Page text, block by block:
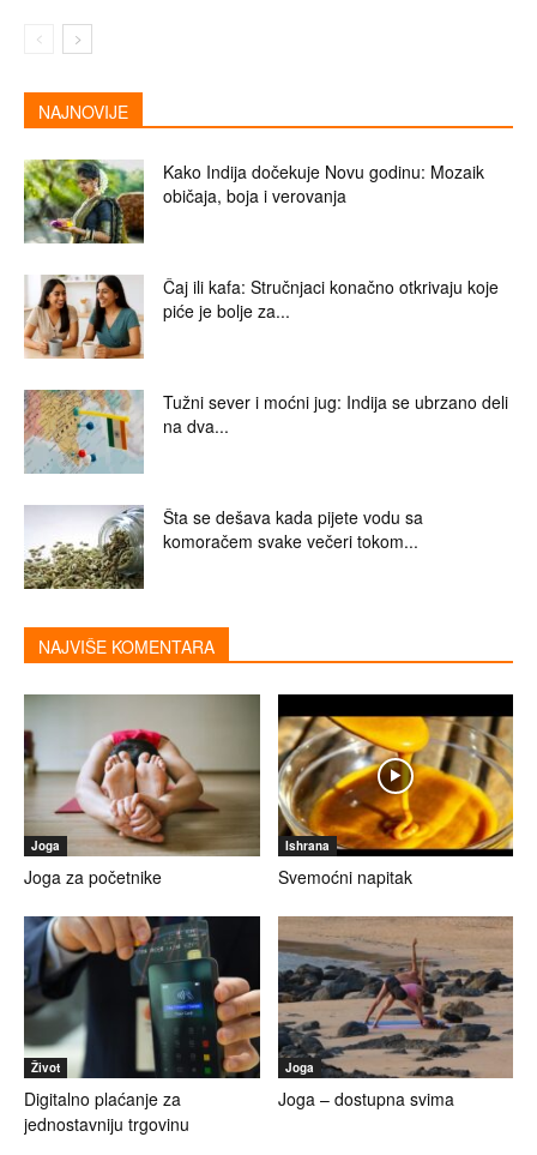
NAJNOVIJE
Kako Indija dočekuje Novu godinu: Mozaik
običaja, boja i verovanja
Čaj ili kafa: Stručnjaci konačno otkrivaju koje
piće je bolje za...
Tužni sever i moćni jug: Indija se ubrzano deli
na dva...
Šta se dešava kada pijete vodu sa
komoračem svake večeri tokom...
NAJVIŠE KOMENTARA
Joga
Joga za početnike
Ishrana
Svemoćni napitak
Život
Digitalno plaćanje za
jednostavniju trgovinu
Joga
Joga – dostupna svima